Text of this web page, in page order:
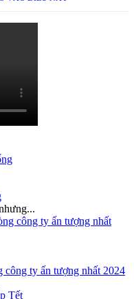
ty ấn tượng nhất 2024